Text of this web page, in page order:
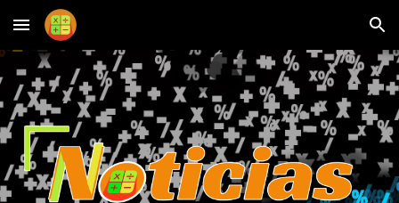
Skip to main content Skip to navigation